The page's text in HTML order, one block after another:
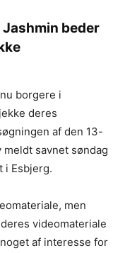
beder
borgere i
deres
af den 13-
savnet søndag
i Esbjerg.
men
videomateriale
af interesse for